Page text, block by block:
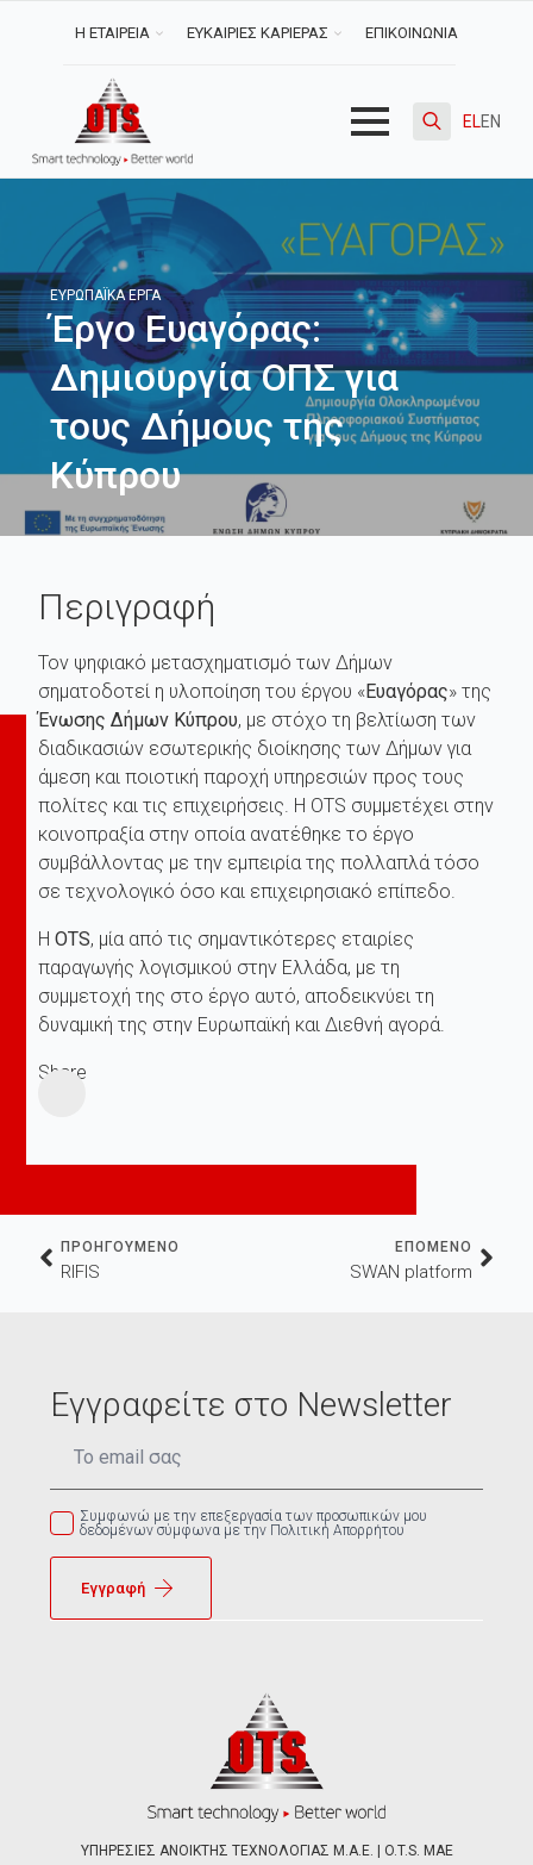
Η ΕΤΑΙΡΕΙΑ ΕΥΚΑΙΡΙΕΣ ΚΑΡΙΕΡΑΣ ΕΠΙΚΟΙΝΩΝΙΑ
for:
ELEN
ΕΥΡΩΠΑΪΚΆ ΈΡΓΑ
Έργο Ευαγόρας:
Δημιουργία ΟΠΣ για
τους Δήμους της
Κύπρου
Περιγραφή
Τον ψηφιακό μετασχηματισμό των Δήμων
σηματοδοτεί η υλοποίηση του έργου «Ευαγόρας» της
Ένωσης Δήμων Κύπρου, με στόχο τη βελτίωση των
διαδικασιών εσωτερικής διοίκησης των Δήμων για
άμεση και ποιοτική παροχή υπηρεσιών προς τους
πολίτες και τις επιχειρήσεις. Η OTS συμμετέχει στην
κοινοπραξία στην οποία ανατέθηκε το έργο
συμβάλλοντας με την εμπειρία της πολλαπλά τόσο
σε τεχνολογικό όσο και επιχειρησιακό επίπεδο.
ΗOTS, μία από τις σημαντικότερες εταιρίες
παραγωγής λογισμικού στην Ελλάδα, με τη
συμμετοχή της στο έργο αυτό, αποδεικνύει τη
δυναμική της στην Ευρωπαϊκή και Διεθνή αγορά.
Share
ΠΡΟΗΓΟΥΜΕΝΟ
RIFIS
ΕΠΟΜΕΝΟ
SWAN platform
Εγγραφείτε στο Newsletter
Συμφωνώ με την επεξεργασία των προσωπικών μου
δεδομένων σύμφωνα με την Πολιτική Απορρήτου
Εγγραφή
ΥΠΗΡΕΣΙΕΣ ΑΝΟΙΚΤΗΣ ΤΕΧΝΟΛΟΓΙΑΣ Μ.Α.Ε. | O.T.S. ΜΑΕ